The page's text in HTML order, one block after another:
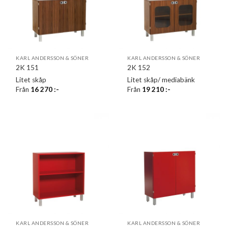
KARL ANDERSSON & SÖNER
2K 151
Litet skåp
Från 16 270:-
KARL ANDERSSON & SÖNER
2K 152
Litet skåp/ mediabänk
Från 19 210:-
KARL ANDERSSON & SÖNER KARL ANDERSSON & SÖNER